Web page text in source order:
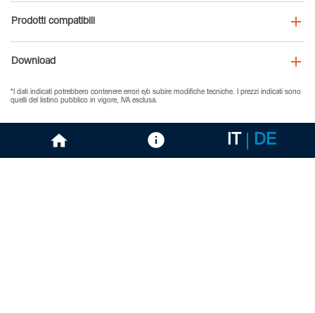
Prodotti compatibili
Download
*I dati indicati potrebbero contenere errori e/o subire modifiche tecniche. I prezzi indicati sono
quelli del listino pubblico in vigore, IVA esclusa.
IT DE